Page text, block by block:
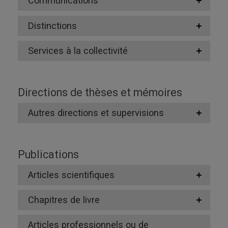
Distinctions
Services à la collectivité
Directions de thèses et mémoires
Autres directions et supervisions
Publications
Articles scientifiques
Chapitres de livre
Articles professionnels ou de